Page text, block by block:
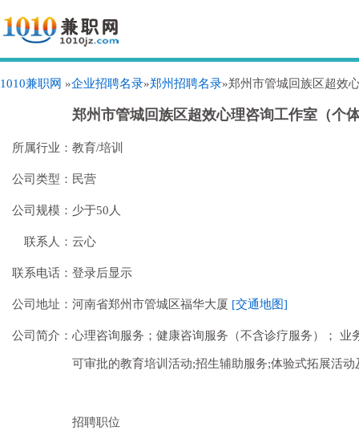
1010兼职网 »企业招聘名录»郑州招聘名录»郑州市管城回族区超效
郑州市管城回族区超效心理咨询工作室（个
所属行业： 教育/培训
公司类型： 民营
公司规模： 少于50人
联系人： 云心
联系电话： 登录后显示
公司地址： 河南省郑州市管城区福华大厦 [交通地图]
公司简介： 心理咨询服务；健康咨询服务（不含诊疗服务）；
可审批的教育培训活动;招生辅助服务;体验式拓展活
招聘职位